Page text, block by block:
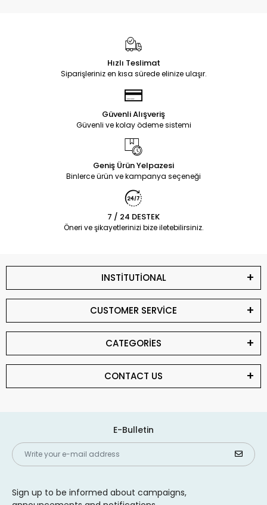
Hızlı Teslimat
Siparişleriniz en kısa sürede elinize ulaşır.
Güvenli Alışveriş
Güvenli ve kolay ödeme sistemi
Geniş Ürün Yelpazesi
Binlerce ürün ve kampanya seçeneği
7 / 24 DESTEK
Öneri ve şikayetlerinizi bize iletebilirsiniz.
INSTİTUTİONAL
CUSTOMER SERVİCE
CATEGORİES
CONTACT US
E-Bulletin
Sign up to be informed about campaigns,